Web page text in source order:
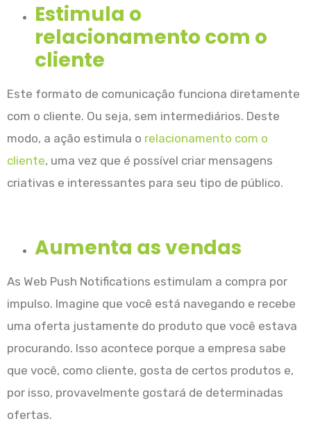
Estimula o
relacionamento com o
cliente
Este formato de comunicação funciona diretamente
com o cliente. Ou seja, sem intermediários. Deste
modo, a ação estimula o relacionamento com o
cliente, uma vez que é possível criar mensagens
criativas e interessantes para seu tipo de público.
Aumenta as vendas
As Web Push Notifications estimulam a compra por
impulso. Imagine que você está navegando e recebe
uma oferta justamente do produto que você estava
procurando. Isso acontece porque a empresa sabe
que você, como cliente, gosta de certos produtos e,
por isso, provavelmente gostará de determinadas
ofertas.